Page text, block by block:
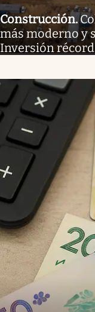
Construcción.
más moderno y
Inversión